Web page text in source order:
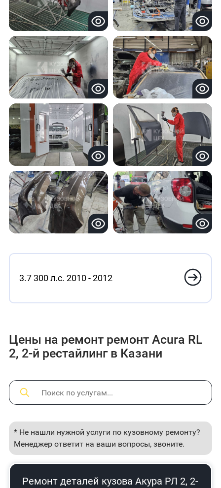
3.7 300 л.с. 2010 - 2012
Цены на ремонт ремонт Acura RL
2, 2-й рестайлинг в Казани
* Не нашли нужной услуги по кузовному ремонту?
Менеджер ответит на ваши вопросы, звоните.
Ремонт деталей кузова Акура РЛ 2, 2-